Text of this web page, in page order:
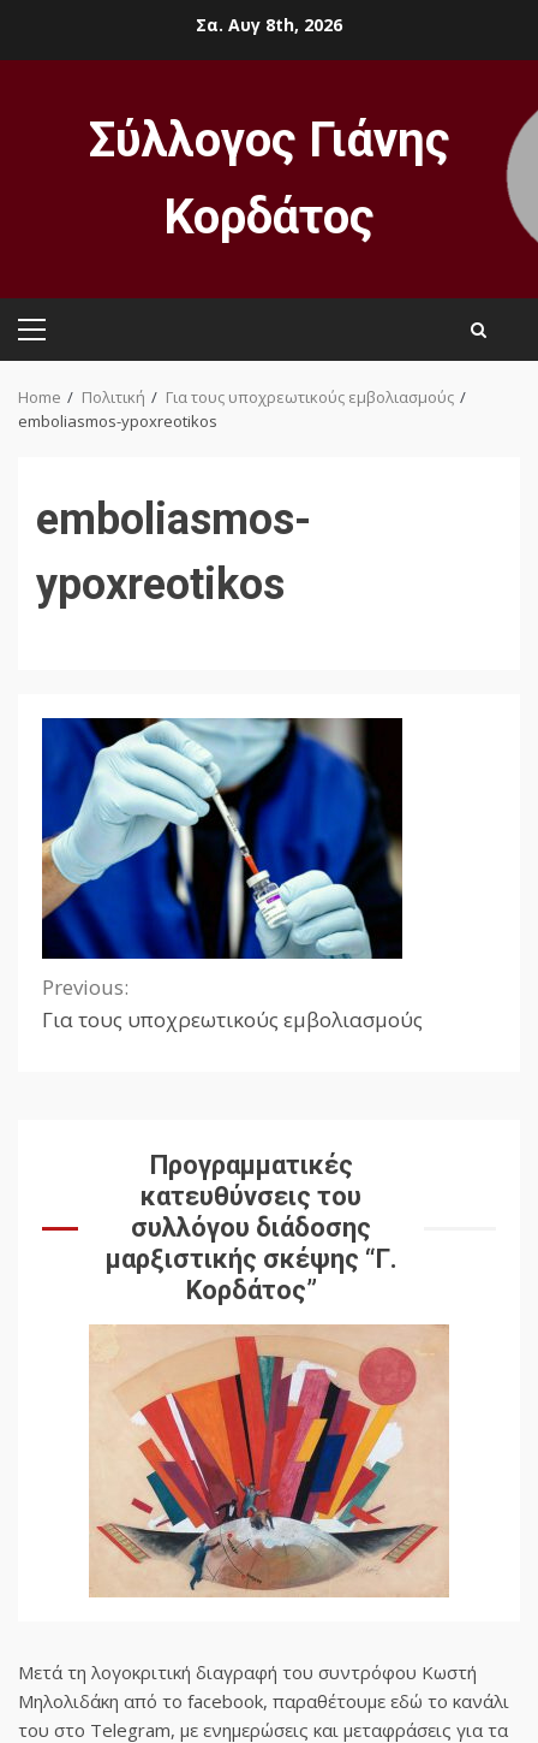
Σα. Αυγ 8th, 2026
Σύλλογος Γιάνης
Κορδάτος
Primary
Home Πολιτική
Για τους υποχρεωτικούς εμβολιασμούς
emboliasmos-ypoxreotikos
emboliasmos-
ypoxreotikos
Continue
Previous:
Για τους υποχρεωτικούς εμβολιασμούς
Προγραμματικές
κατευθύνσεις του
συλλόγου διάδοσης
μαρξιστικής σκέψης “Γ.
Κορδάτος”
Μετά τη λογοκριτική διαγραφή του συντρόφου Κωστή
Μηλολιδάκη από το facebook, παραθέτουμε εδώ το κανάλι
του στο Telegram, με ενημερώσεις και μεταφράσεις για τα